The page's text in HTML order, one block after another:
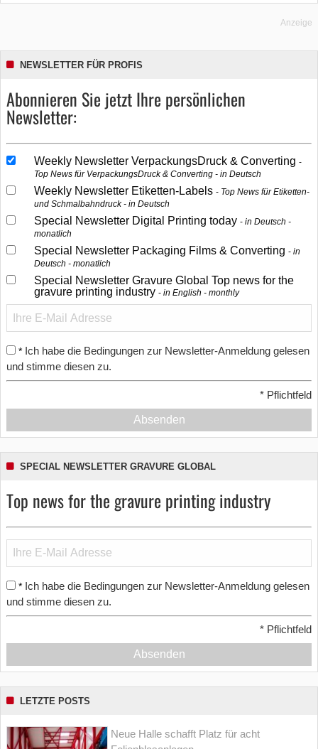
Anzeige
NEWSLETTER FÜR PROFIS
Abonnieren Sie jetzt Ihre persönlichen
Newsletter:
Weekly Newsletter VerpackungsDruck & Converting
Top News für VerpackungsDruck & Converting - in Deutsch
Weekly Newsletter Etiketten-Labels
Top News für Etiketten-
und Schmalbahndruck - in Deutsch
Special Newsletter Digital Printing today
in Deutsch -
monatlich
Special Newsletter Packaging Films & Converting
in
Deutsch - monatlich
Special Newsletter Gravure Global Top news for the
gravure printing industry
in English - monthly
* Ich habe die Bedingungen zur Newsletter-Anmeldung gelesen
und stimme diesen zu.
* Pflichtfeld
Absenden
SPECIAL NEWSLETTER GRAVURE GLOBAL
Top news for the gravure printing industry
* Ich habe die Bedingungen zur Newsletter-Anmeldung gelesen
und stimme diesen zu.
* Pflichtfeld
Absenden
LETZTE POSTS
Neue Halle schafft Platz für acht